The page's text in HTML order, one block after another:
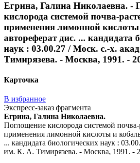
Егрина, Галина Николаевна. -
кислорода системой почва-
применения лимонной кислоты
автореферат дис. ... кандидата
наук : 03.00.27 / Моск. с.-х.
Тимирязева. - Москва, 1991. -
Карточка
В избранное
Экспресс-заказ фрагмента
Егрина, Галина Николаевна.
Поглощение кислорода системой почва-
применения лимонной кислоты и
... кандидата биологических наук :
им. К. А. Тимирязева. - Москва, 1991. -